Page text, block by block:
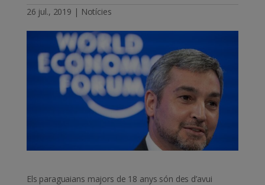
26 jul., 2019 | Notícies
Els paraguaians majors de 18 anys són des d’avui